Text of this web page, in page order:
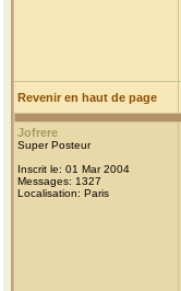
Revenir en haut de page
Jofrere
Super Posteur
Inscrit le: 01 Mar 2004
Messages: 1327
Localisation: Paris